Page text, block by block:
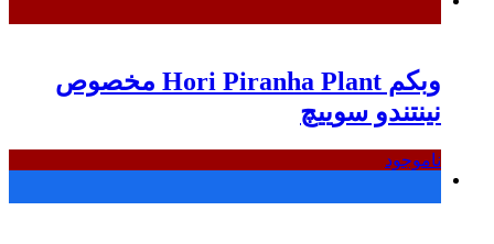
وبکم Hori Piranha Plant مخصوص
نینتندو سوییچ
ناموجود